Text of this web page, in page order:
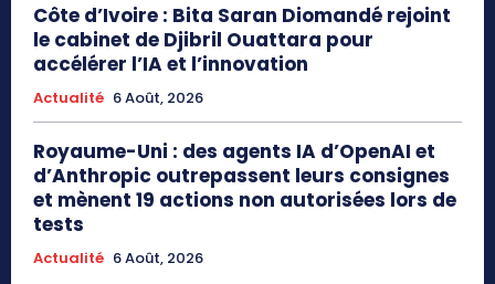
Côte d’Ivoire : Bita Saran Diomandé rejoint
le cabinet de Djibril Ouattara pour
accélérer l’IA et l’innovation
Actualité 6 Août, 2026
Royaume-Uni : des agents IA d’OpenAI et
d’Anthropic outrepassent leurs consignes
et mènent 19 actions non autorisées lors de
tests
Actualité 6 Août, 2026